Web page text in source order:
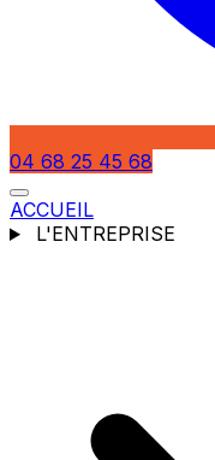
04 68 25 45 68
ACCUEIL
L'ENTREPRISE